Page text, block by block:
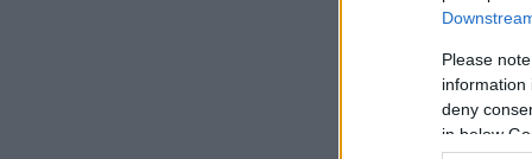
Please
information
deny
in below